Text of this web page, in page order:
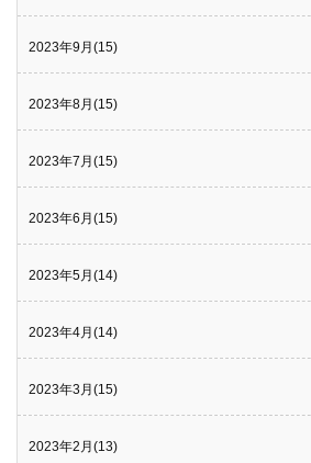
2023年9月(15)
2023年8月(15)
2023年7月(15)
2023年6月(15)
2023年5月(14)
2023年4月(14)
2023年3月(15)
2023年2月(13)